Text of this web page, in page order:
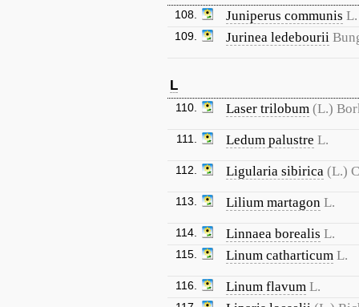
108. Juniperus communis L.
109. Jurinea ledebourii
L
110. Laser trilobum (L.)
111. Ledum palustre L.
112. Ligularia sibirica (L.)
113. Lilium martagon L.
114. Linnaea borealis L.
115. Linum catharticum L.
116. Linum flavum L.